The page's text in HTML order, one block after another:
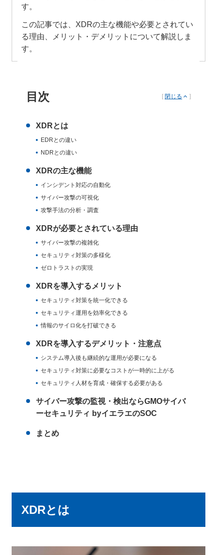
す。
この記事では、XDRの主な機能や必要とされてい
る理由、メリット・デメリットについて解説しま
す。
目次 [ 閉じる ]
XDRとは
EDRとの違い
NDRとの違い
XDRの主な機能
インシデント対応の自動化
サイバー攻撃の可視化
攻撃手法の分析・調査
XDRが必要とされている理由
サイバー攻撃の複雑化
セキュリティ対策の多様化
ゼロトラストの実現
XDRを導入するメリット
セキュリティ対策を統一化できる
セキュリティ運用を効率化できる
情報のサイロ化を打破できる
XDRを導入するデメリット・注意点
システム導入後も継続的な運用が必要になる
セキュリティ対策に必要なコストが一時的に上がる
セキュリティ人材を育成・確保する必要がある
サイバー攻撃の監視・検出ならGMOサイバ
ーセキュリティ byイエラエのSOC
まとめ
XDRとは